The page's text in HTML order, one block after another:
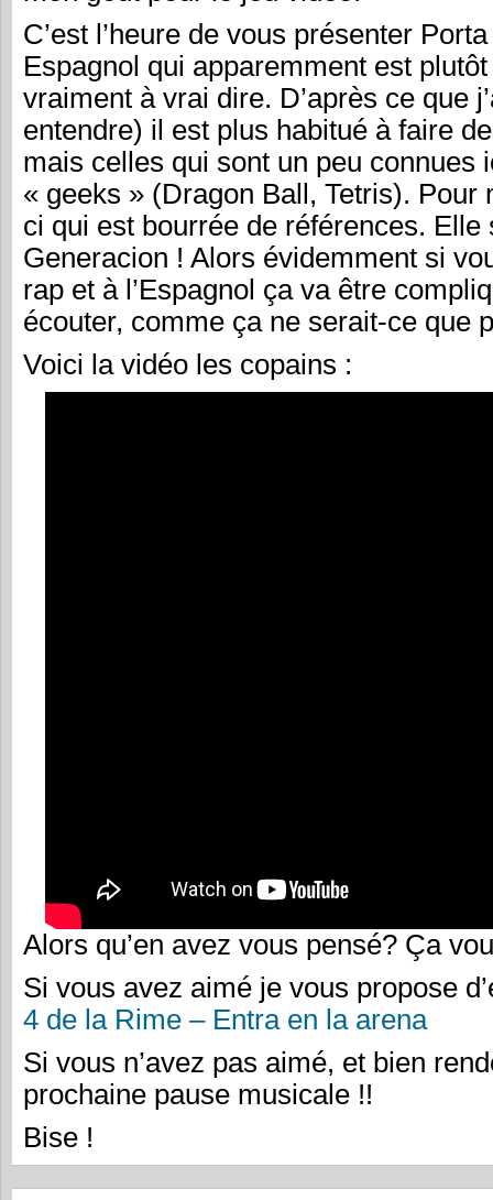
C’est l’heure de vous présenter
Espagnol qui apparemment est
vraiment à vrai dire. D’après ce que
entendre) il est plus habitué à faire
mais celles qui sont un peu connues
« geeks » (Dragon Ball, Tetris). Pour
ci qui est bourrée de références. Elle
Generacion ! Alors évidemment si
rap et à l’Espagnol ça va être
écouter, comme ça ne serait-ce que
Voici la vidéo les copains :
Alors qu’en avez vous pensé? Ça
Si vous avez aimé je vous propose
4 de la Rime – Entra en la arena
Si vous n’avez pas aimé, et bien
prochaine pause musicale !!
Bise !